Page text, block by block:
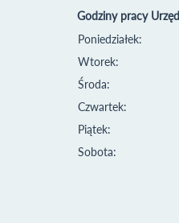
Godziny pracy
Poniedziałek:
Wtorek:
Środa:
Czwartek:
Piątek:
Sobota: